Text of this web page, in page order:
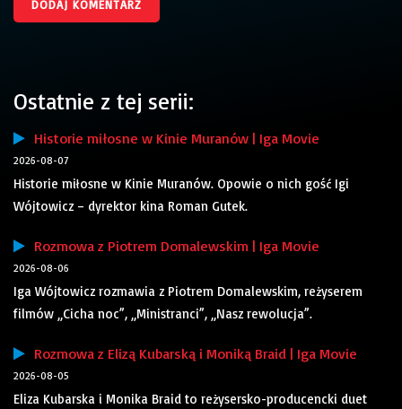
Ostatnie z tej serii:
Historie miłosne w Kinie Muranów | Iga Movie
2026-08-07
Historie miłosne w Kinie Muranów. Opowie o nich gość Igi
Wójtowicz – dyrektor kina Roman Gutek.
Rozmowa z Piotrem Domalewskim | Iga Movie
2026-08-06
Iga Wójtowicz rozmawia z Piotrem Domalewskim, reżyserem
filmów „Cicha noc”, „Ministranci”, „Nasz rewolucja”.
Rozmowa z Elizą Kubarską i Moniką Braid | Iga Movie
2026-08-05
Eliza Kubarska i Monika Braid to reżysersko-producencki duet